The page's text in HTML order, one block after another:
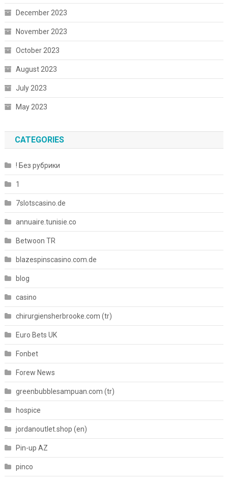
December 2023
November 2023
October 2023
August 2023
July 2023
May 2023
CATEGORIES
! Без рубрики
1
7slotscasino.de
annuaire.tunisie.co
Betwoon TR
blazespinscasino.com.de
blog
casino
chirurgiensherbrooke.com (tr)
Euro Bets UK
Fonbet
Forew News
greenbubblesampuan.com (tr)
hospice
jordanoutlet.shop (en)
Pin-up AZ
pinco